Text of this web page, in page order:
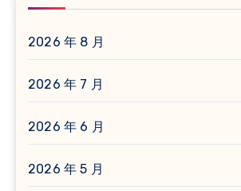
2026 年 8 月
2026 年 7 月
2026 年 6 月
2026 年 5 月